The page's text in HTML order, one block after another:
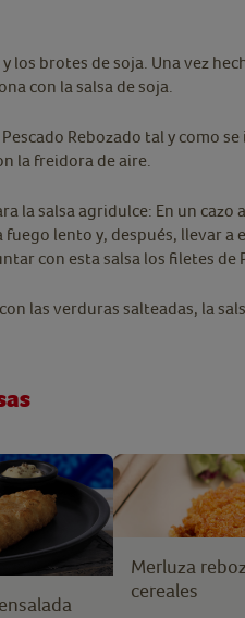
los brotes de soja. Una vez
con la salsa de soja.
Rebozado tal y como
la freidora de aire.
la salsa agridulce: En un cazo
fuego lento y, después, llevar
con esta salsa los filetes de
las verduras salteadas, la
Merluza
cereales